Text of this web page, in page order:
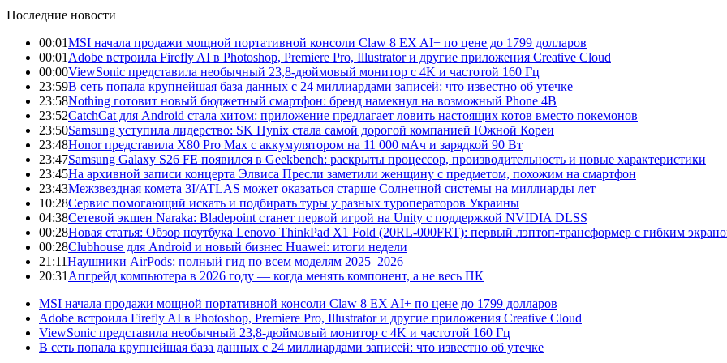
Последние новости
00:01MSI начала продажи мощной портативной консоли Claw 8 EX AI+ по цене до 1799 долларов
00:01 Adobe встроила Firefly AI в Photoshop, Premiere Pro, Illustrator и другие приложения Creative Cloud
00:00ViewSonic представила необычный 23,8-дюймовый монитор с 4K и частотой 160 Гц
23:59В сеть попала крупнейшая база данных с 24 миллиардами записей: что известно об утечке
23:58Nothing готовит новый бюджетный смартфон: бренд намекнул на возможный Phone 4B
23:52CatchCat для Android стала хитом: приложение предлагает ловить настоящих котов вместо покемонов
23:50Samsung уступила лидерство: SK Hynix стала самой дорогой компанией Южной Кореи
23:48Honor представила X80 Pro Max с аккумулятором на 11 000 мАч и зарядкой 90 Вт
23:47Samsung Galaxy S26 FE появился в Geekbench: раскрыты процессор, производительность и новые характеристики
23:45На архивной записи концерта Элвиса Пресли заметили женщину с предметом, похожим на смартфон
23:43Межзвездная комета 3I/ATLAS может оказаться старше Солнечной системы на миллиарды лет
10:28Сервис помогающий искать и подбирать туры у разных туроператоров Украины
04:38Сетевой экшен Naraka: Bladepoint станет первой игрой на Unity с поддержкой NVIDIA DLSS
00:28Новая статья: Обзор ноутбука Lenovo ThinkPad X1 Fold (20RL-000FRT): первый лэптоп-трансформер с гибким
00:28Clubhouse для Android и новый бизнес Huawei: итоги недели
21:11Наушники AirPods: полный гид по всем моделям 2025–2026
20:31 Апгрейд компьютера в 2026 году — когда менять компонент, а не весь ПК
MSI начала продажи мощной портативной консоли Claw 8 EX AI+ по цене до 1799 долларов
Adobe встроила Firefly AI в Photoshop, Premiere Pro, Illustrator и другие приложения Creative Cloud
ViewSonic представила необычный 23,8-дюймовый монитор с 4K и частотой 160 Гц
В сеть попала крупнейшая база данных с 24 миллиардами записей: что известно об утечке